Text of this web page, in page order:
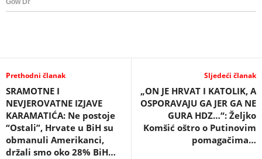
Prethodni članak
SRAMOTNE I
NEVJEROVATNE IZJAVE
KARAMATIĆA: Ne postoje
“Ostali”, Hrvate u BiH su
obmanuli Amerikanci,
držali smo oko 28% BiH…
Sljedeći članak
„ON JE HRVAT I KATOLIK, A
OSPORAVAJU GA JER GA NE
GURA HDZ…“: Željko
Komšić oštro o Putinovim
pomagačima…